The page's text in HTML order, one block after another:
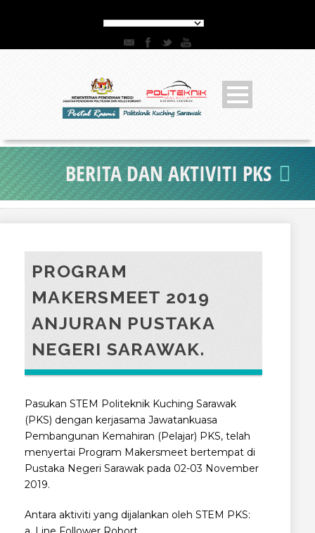
BERITA DAN AKTIVITI PKS
PROGRAM
MAKERSMEET 2019
ANJURAN PUSTAKA
NEGERI SARAWAK.
Pasukan STEM Politeknik Kuching Sarawak
(PKS) dengan kerjasama Jawatankuasa
Pembangunan Kemahiran (Pelajar) PKS, telah
menyertai Program Makersmeet bertempat di
Pustaka Negeri Sarawak pada 02-03 November
2019.
Antara aktiviti yang dijalankan oleh STEM PKS: